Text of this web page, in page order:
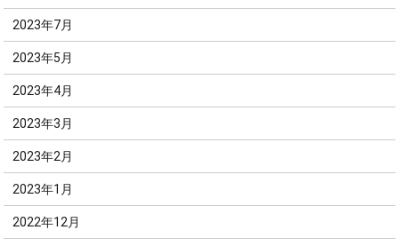
2023年7月
2023年5月
2023年4月
2023年3月
2023年2月
2023年1月
2022年12月